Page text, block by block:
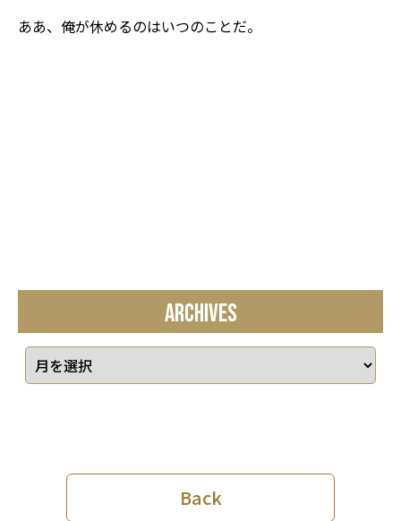
ああ、俺が休めるのはいつのことだ。
ARCHIVES
Back